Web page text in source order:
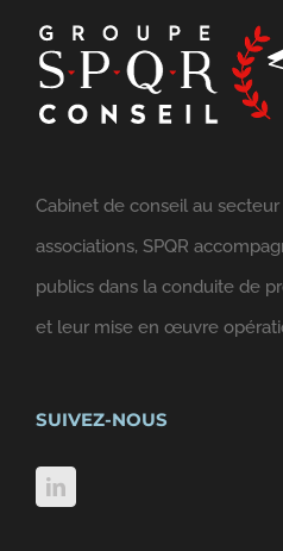
Cabinet de conseil au
associations, SPQR
publics dans la conduite de
et leur mise en œuvre
SUIVEZ-NOUS